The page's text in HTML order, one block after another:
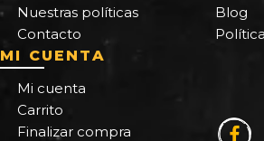
Nuestras políticas
Contacto
Blog
MI CUENTA
Mi cuenta
Carrito
Finalizar compra